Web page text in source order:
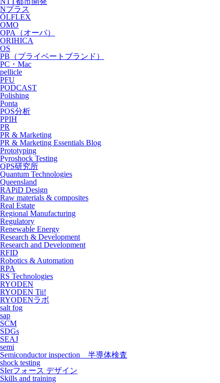
Nプラス
ÖLFLEX
OMO
OPA（オーパ）
ORIHICA
OS
PB（プライベートブランド）
PC・Mac
pellicle
PFU
PODCAST
Polishing
Ponta
POS分析
PPIH
PR
PR & Marketing
PR & Marketing Essentials Blog
Prototyping
Pyroshock Testing
QPS研究所
Quantum Technologies
Queensland
RAPiD Design
Raw materials & composites
Real Estate
Regional Manufacturing
Regulatory
Renewable Energy
Research & Development
Research and Development
RFID
Robotics & Automation
RPA
RS Technologies
RYODEN
RYODEN Tii!
RYODENラボ
salt fog
sap
SCM
SDGs
SEAJ
semi
Semiconductor inspection 半導体検査
shock testing
SIerフォース デザイン
Skills and training